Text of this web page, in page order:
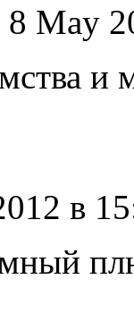
8 May
в